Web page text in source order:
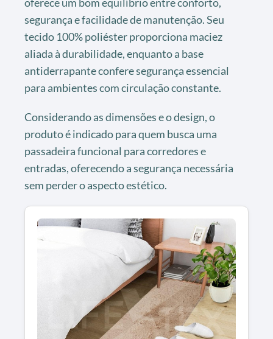
segurança e facilidade de manutenção. Seu
tecido 100% poliéster proporciona maciez
aliada à durabilidade, enquanto a base
antiderrapante confere segurança essencial
para ambientes com circulação constante.
Considerando as dimensões e o design, o
produto é indicado para quem busca uma
passadeira funcional para corredores e
entradas, oferecendo a segurança necessária
sem perder o aspecto estético.